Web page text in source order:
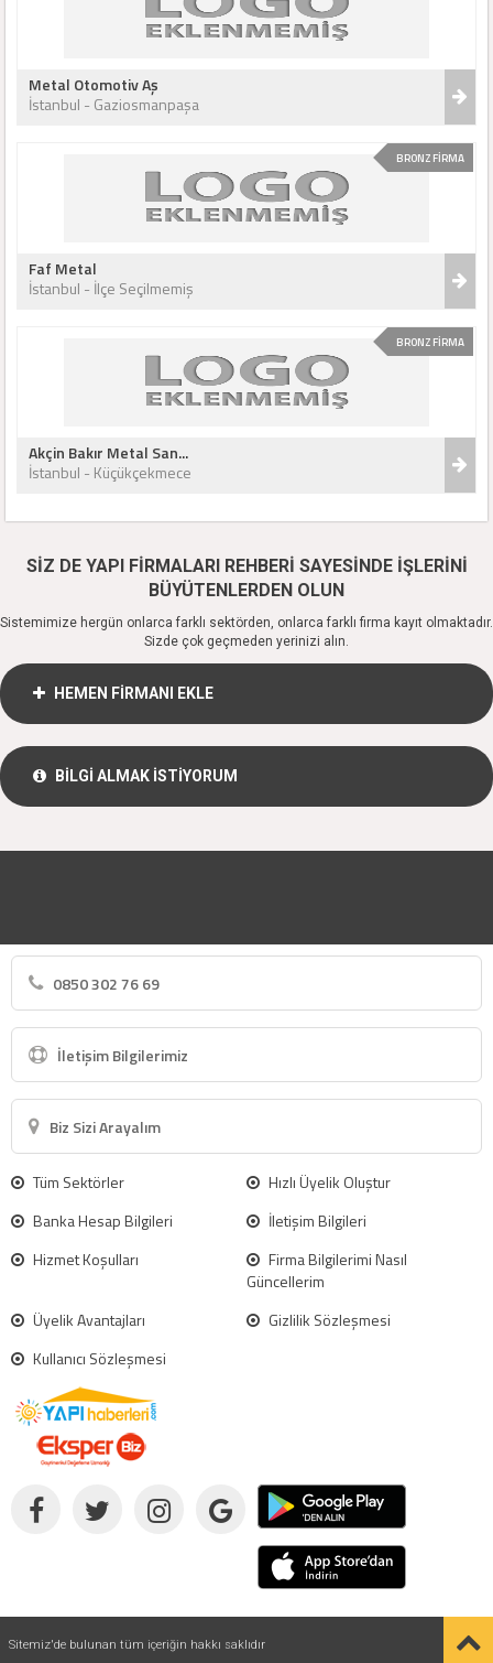
Metal Otomotiv Aş
İstanbul - Gaziosmanpaşa
BRONZ FİRMA
Faf Metal
İstanbul - İlçe Seçilmemiş
BRONZ FİRMA
Akçin Bakır Metal San...
İstanbul - Küçükçekmece
SİZ DE YAPI FİRMALARI REHBERİ SAYESİNDE İŞLERİNİ
BÜYÜTENLERDEN OLUN
Sistemimize hergün onlarca farklı sektörden, onlarca farklı firma kayıt olmaktadır.
Sizde çok geçmeden yerinizi alın.
HEMEN FİRMANI EKLE
BİLGİ ALMAK İSTİYORUM
0850 302 76 69
İletişim Bilgilerimiz
Biz Sizi Arayalım
Tüm Sektörler
Hızlı Üyelik Oluştur
Banka Hesap Bilgileri
İletişim Bilgileri
Hizmet Koşulları
Firma Bilgilerimi Nasıl
Güncellerim
Üyelik Avantajları
Gizlilik Sözleşmesi
Kullanıcı Sözleşmesi
Sitemiz'de bulunan tüm içeriğin hakkı saklıdır